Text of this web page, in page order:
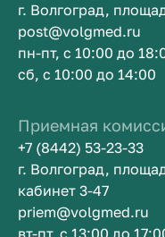
г. Волгоград,
post@volgmed.ru
пн-пт, с 10:00 до
сб, с 10:00 до 14:00
Приемная
+7 (8442) 53-23-33
г. Волгоград,
кабинет 3-47
priem@volgmed.ru